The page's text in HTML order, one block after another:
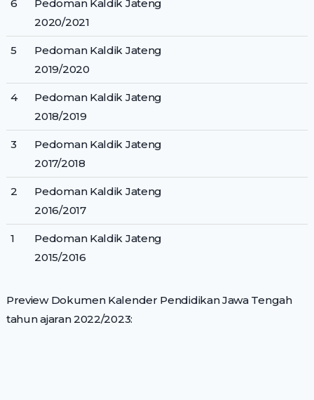
6
Pedoman Kaldik Jateng
2020/2021
5
Pedoman Kaldik Jateng
2019/2020
4
Pedoman Kaldik Jateng
2018/2019
3
Pedoman Kaldik Jateng
2017/2018
2
Pedoman Kaldik Jateng
2016/2017
1
Pedoman Kaldik Jateng
2015/2016
Preview Dokumen Kalender Pendidikan Jawa Tengah
tahun ajaran 2022/2023: